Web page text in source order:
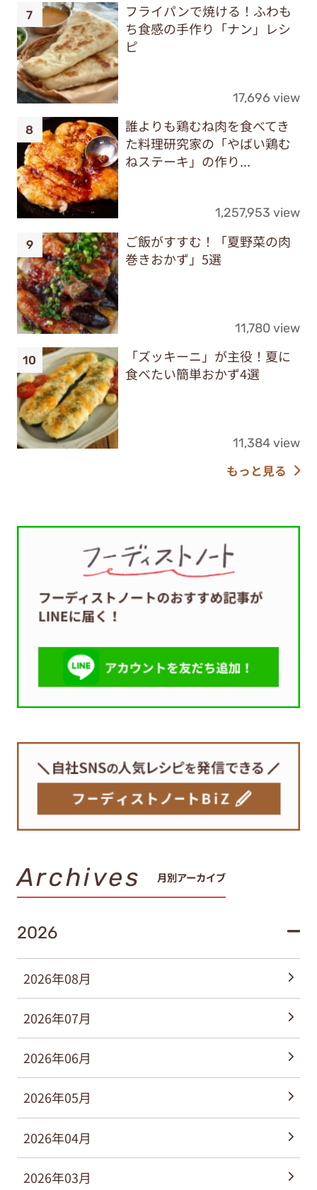
フライパンで焼ける！ふわも
ち食感の手作り「ナン」レシ
ピ
17,696 view
誰よりも鶏むね肉を食べてき
た料理研究家の「やばい鶏む
ねステーキ」の作り...
1,257,953 view
ご飯がすすむ！「夏野菜の肉
巻きおかず」5選
11,780 view
「ズッキーニ」が主役！夏に
食べたい簡単おかず4選
11,384 view
もっと見る
Archives 月別アーカイブ
2026
2026年08月
2026年07月
2026年06月
2026年05月
2026年04月
2026年03月